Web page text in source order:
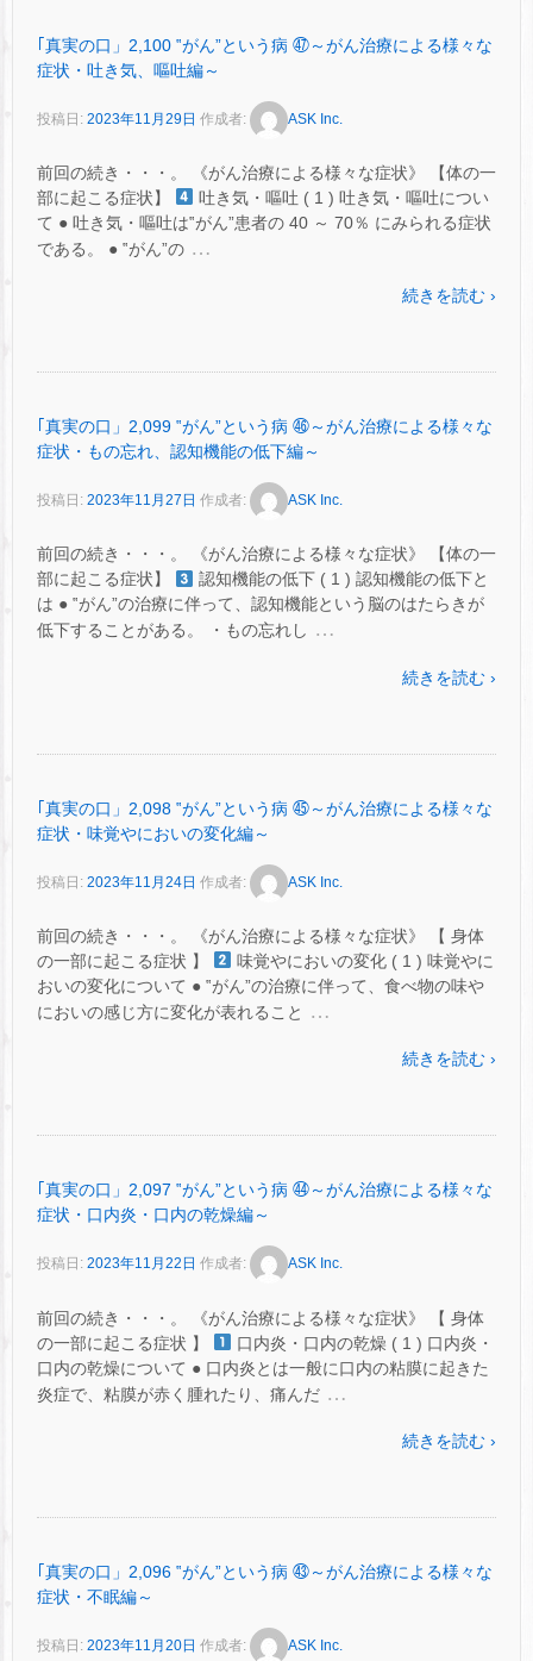
｢真実の口」2,100 ‟がん”という病 ㊼～がん治療による様々な
症状・吐き気、嘔吐編～
投稿日: 2023年11月29日 作成者: ASK Inc.
前回の続き・・・。 《がん治療による様々な症状》 【体の一
部に起こる症状】
吐き気・嘔吐 ( 1 ) 吐き気・嘔吐につい
て ● 吐き気・嘔吐は‟がん”患者の 40 ～ 70％ にみられる症状
である。 ● ‟がん”の …
続きを読む ›
｢真実の口」2,099 ‟がん”という病 ㊻～がん治療による様々な
症状・もの忘れ、認知機能の低下編～
投稿日: 2023年11月27日 作成者: ASK Inc.
前回の続き・・・。 《がん治療による様々な症状》 【体の一
部に起こる症状】
認知機能の低下 ( 1 ) 認知機能の低下と
は ● ‟がん”の治療に伴って、認知機能という脳のはたらきが
低下することがある。 ・もの忘れし …
続きを読む ›
｢真実の口」2,098 ‟がん”という病 ㊺～がん治療による様々な
症状・味覚やにおいの変化編～
投稿日: 2023年11月24日 作成者: ASK Inc.
前回の続き・・・。 《がん治療による様々な症状》 【 身体
の一部に起こる症状 】
味覚やにおいの変化 ( 1 ) 味覚やに
おいの変化について ● ‟がん”の治療に伴って、食べ物の味や
においの感じ方に変化が表れること
…
続きを読む ›
｢真実の口」2,097 ‟がん”という病 ㊹～がん治療による様々な
症状・口内炎・口内の乾燥編～
投稿日: 2023年11月22日 作成者: ASK Inc.
前回の続き・・・。 《がん治療による様々な症状》 【 身体
の一部に起こる症状 】
口内炎・口内の乾燥 ( 1 ) 口内炎・
口内の乾燥について ● 口内炎とは一般に口内の粘膜に起きた
炎症で、粘膜が赤く腫れたり、痛んだ …
続きを読む ›
｢真実の口」2,096 ‟がん”という病 ㊸～がん治療による様々な
症状・不眠編～
投稿日: 2023年11月20日 作成者: ASK Inc.